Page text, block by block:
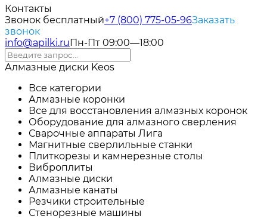
Контакты
Звонок бесплатный+7 (800) 775-05-96Заказать
звонок
info@apilki.ruПн-Пт 09:00—18:00
Алмазные диски Keos
Все категории
Алмазные коронки
Все для восстановления алмазных коронок
Оборудование для алмазного сверления
Сварочные аппараты Лига
Магнитные сверлильные станки
Плиткорезы и камнерезные столы
Виброплиты
Алмазные диски
Алмазные канаты
Резчики строительные
Стенорезные машины